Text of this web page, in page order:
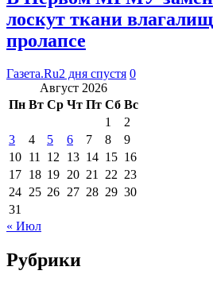
лоскут ткани
пролапсе
Газета.Ru2 дня спустя 0
Август 2026
Пн Вт Ср Чт Пт Сб Вс
1
2
3
4 5 6 7 8
9
10 11 12 13 14 15 16
17 18 19 20 21 22 23
24 25 26 27 28 29 30
31
« Июл
Рубрики